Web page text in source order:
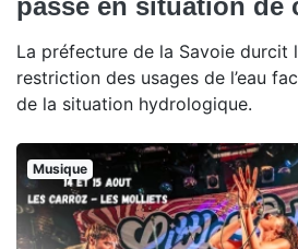
passe en situation de
La préfecture de la Savoie durcit
restriction des usages de l’eau
de la situation hydrologique.
Musique